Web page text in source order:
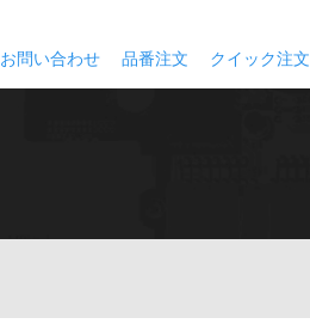
お問い合わせ 品番注文 クイック注文